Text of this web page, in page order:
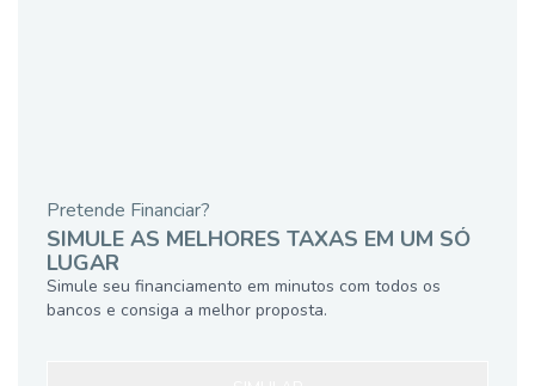
Pretende Financiar?
SIMULE AS MELHORES TAXAS EM UM SÓ
LUGAR
Simule seu financiamento em minutos com todos os
bancos e consiga a melhor proposta.